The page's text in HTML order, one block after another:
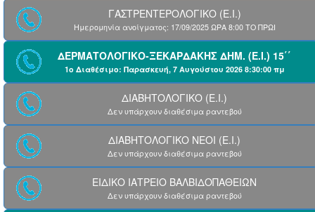
ΓΑΣΤΡΕΝΤΕΡΟΛΟΓΙΚΟ (Ε.Ι.)
Ημερομηνία ανοίγματος: 17/09/2025 ΩΡΑ 8:00 ΤΟ ΠΡΩΙ
ΔΕΡΜΑΤΟΛΟΓΙΚΟ-ΞΕΚΑΡΔΑΚΗΣ ΔΗΜ. (Ε.Ι.) 15΄΄
1ο Διαθέσιμο: Παρασκευή, 7 Αυγούστου 2026 8:30:00 πμ
ΔΙΑΒΗΤΟΛΟΓΙΚΟ (Ε.Ι.)
Δεν υπάρχουν διαθέσιμα ραντεβού
ΔΙΑΒΗΤΟΛΟΓΙΚΟ ΝΕΟΙ (Ε.Ι.)
Δεν υπάρχουν διαθέσιμα ραντεβού
ΕΙΔΙΚΟ ΙΑΤΡΕΙΟ ΒΑΛΒΙΔΟΠΑΘΕΙΩΝ
Δεν υπάρχουν διαθέσιμα ραντεβού